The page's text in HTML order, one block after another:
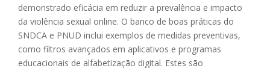
demonstrado eficácia em reduzir a prevalência e impacto
da violência sexual online. O banco de boas práticas do
SNDCA e PNUD inclui exemplos de medidas preventivas,
como filtros avançados em aplicativos e programas
educacionais de alfabetização digital. Estes são